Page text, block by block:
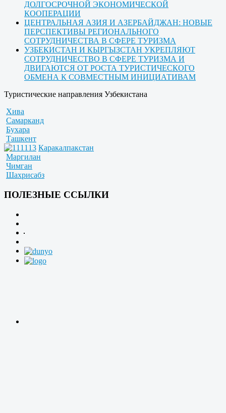
ДОЛГОСРОЧНОЙ ЭКОНОМИЧЕСКОЙ
КООПЕРАЦИИ
ЦЕНТРАЛЬНАЯ АЗИЯ И АЗЕРБАЙДЖАН: НОВЫЕ
ПЕРСПЕКТИВЫ РЕГИОНАЛЬНОГО
СОТРУДНИЧЕСТВА В СФЕРЕ ТУРИЗМА
УЗБЕКИСТАН И КЫРГЫЗСТАН УКРЕПЛЯЮТ
СОТРУДНИЧЕСТВО В СФЕРЕ ТУРИЗМА И
ДВИГАЮТСЯ ОТ РОСТА ТУРИСТИЧЕСКОГО
ОБМЕНА К СОВМЕСТНЫМ ИНИЦИАТИВАМ
Туристические направления Узбекистана
Хива
Самарканд
Бухара
Ташкент
Каракалпакстан
Маргилан
Чимган
Шахрисабз
ПОЛЕЗНЫЕ ССЫЛКИ